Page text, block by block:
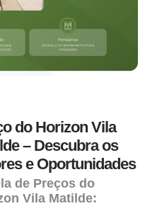
do Horizon Vila
– Descubra os
e Oportunidades
de Preços do
Vila Matilde: